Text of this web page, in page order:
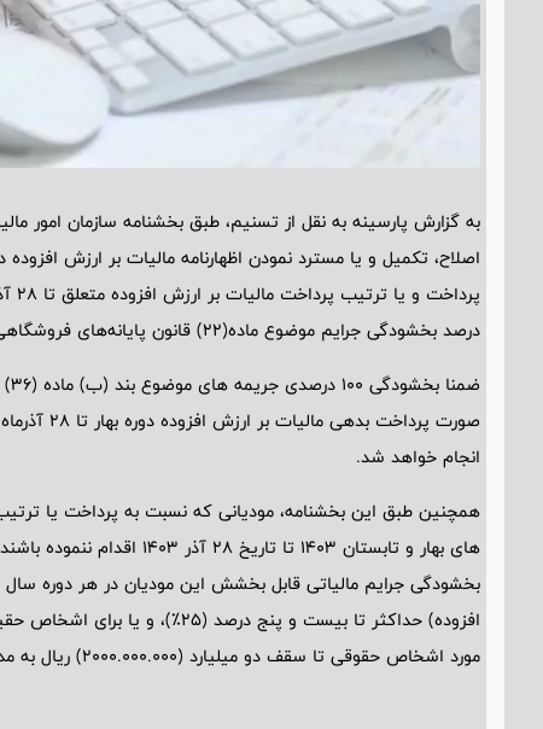
به گزارش پارسینه به نقل از تسنیم، طبق بخشنامه سازمان
درصد بخشودگی جرایم موضوع ماده(22) قانون پایانه‌های فروشگاهی و سامانه مودیان برخوردار خواهند شد.
صورت
انجام خواهد شد.
همچنین طبق این بخشنامه، مودیانی که نسبت به پرداخت یا
های بهار و تابستان 1٤03 تا
بخشودگی جرایم مالیاتی قابل بخشش این مودیان در هر دوره سال
مورد اشخاص حقوقی تا سقف دو میلیارد (2000.000.000) ریال به مدیران کل امور مالیاتی تفویض می گردد.